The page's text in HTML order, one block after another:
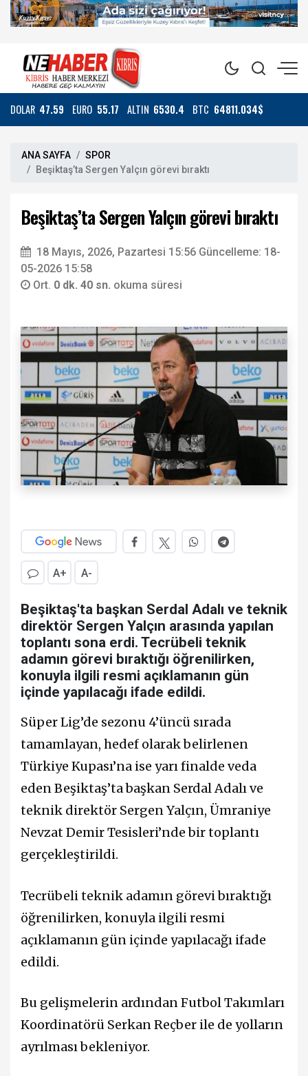
DOLAR 47.59 EURO 55.17 ALTIN 6530.4 BTC 64811.034$
ANA SAYFA
SPOR
Beşiktaş’ta Sergen Yalçın görevi bıraktı
Beşiktaş’ta Sergen Yalçın görevi bıraktı
18 Mayıs, 2026, Pazartesi 15:56 Güncelleme: 18-
05-2026 15:58
Ort. 0 dk. 40 sn. okuma süresi
A+ A-
Beşiktaş'ta başkan Serdal Adalı ve teknik
direktör Sergen Yalçın arasında yapılan
toplantı sona erdi. Tecrübeli teknik
adamın görevi bıraktığı öğrenilirken,
konuyla ilgili resmi açıklamanın gün
içinde yapılacağı ifade edildi.
Süper Lig’de sezonu 4’üncü sırada
tamamlayan, hedef olarak belirlenen
Türkiye Kupası’na ise yarı finalde veda
eden Beşiktaş’ta başkan Serdal Adalı ve
teknik direktör Sergen Yalçın, Ümraniye
Nevzat Demir Tesisleri’nde bir toplantı
gerçekleştirildi.
Tecrübeli teknik adamın görevi bıraktığı
öğrenilirken, konuyla ilgili resmi
açıklamanın gün içinde yapılacağı ifade
edildi.
Bu gelişmelerin ardından Futbol Takımları
Koordinatörü Serkan Reçber ile de yolların
ayrılması bekleniyor.